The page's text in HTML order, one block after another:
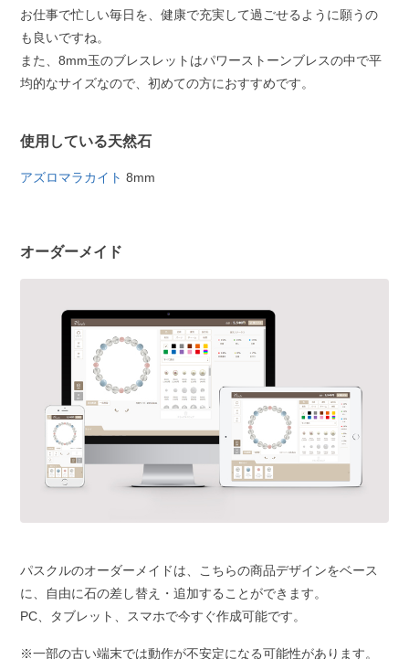
お仕事で忙しい毎日を、健康で充実して過ごせるように願うの
も良いですね。
また、8mm玉のブレスレットはパワーストーンブレスの中で平
均的なサイズなので、初めての方におすすめです。
使用している天然石
アズロマラカイト 8mm
オーダーメイド
パスクルのオーダーメイドは、こちらの商品デザインをベース
に、自由に石の差し替え・追加することができます。
PC、タブレット、スマホで今すぐ作成可能です。
※一部の古い端末では動作が不安定になる可能性があります。